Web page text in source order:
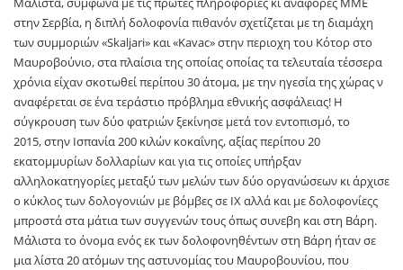
στην Σερβία, η διπλή δολοφονία πιθανόν σχετίζεται με τη διαμάχη
των συμμοριών «Skaljari» και «Kavac» στην περιοχη του Κότορ στο
Μαυροβούνιο, στα πλαίσια της οποίας οποίας τα τελευταία τέσσερα
χρόνια είχαν σκοτωθεί περίπου 30 άτομα, με την ηγεσία της χώρας ν
αναφέρεται σε ένα τεράστιο πρόβλημα εθνικής ασφάλειας! Η
σύγκρουση των δύο φατριών ξεκίνησε μετά τον εντοπισμό, το
2015, στην Ισπανία 200 κιλών κοκαΐνης, αξίας περίπου 20
εκατομμυρίων δολλαρίων και για τις οποίες υπήρξαν
αλληλοκατηγορίες μεταξύ των μελών των δύο οργανώσεων κι άρχισε
ο κύκλος των δολογονιών με βόμβες σε ΙΧ αλλά και με δολοφονίεςς
μπροστά στα μάτια των συγγενών τους όπως συνεβη και στη Βάρη.
Μάλιστα το όνομα ενός εκ των δολοφονηθέντων στη Βάρη ήταν σε
μια λίστα 20 ατόμων της αστυνομίας του Μαυροβουνίου, που